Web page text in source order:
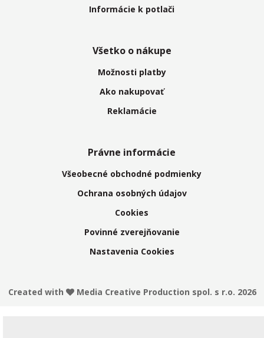
Informácie k potlači
Všetko o nákupe
Možnosti platby
Ako nakupovať
Reklamácie
Právne informácie
Všeobecné obchodné podmienky
Ochrana osobných údajov
Cookies
Povinné zverejňovanie
Nastavenia Cookies
Created with Media Creative Production spol. s r.o. 2026